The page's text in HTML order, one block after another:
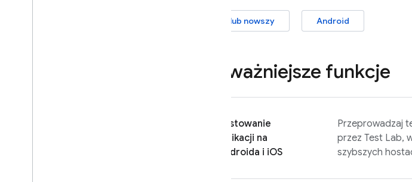
iOS lub nowszy Android
Najważniejsze funkcje
Testowanie
aplikacji na
Androida i iOS
Przeprowadzaj
przez Test Lab,
szybszych